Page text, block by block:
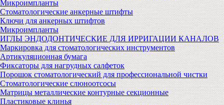
Микроимпланты
Стоматологические анкерные штифты
Ключи для анкерных штифтов
Микроимпланты
ИГЛЫ ЭНДОДОНТИЧЕСКИЕ ДЛЯ ИРРИГАЦИИ КАНАЛОВ
Маркировка для стоматологических инструментов
Артикуляционная бумага
Фиксаторы для нагрудных салфеток
Порошок стоматологический для профессиональной чистки
Стоматологические слюноотсосы
Матрицы металлические контурные секционные
Пластиковые клинья